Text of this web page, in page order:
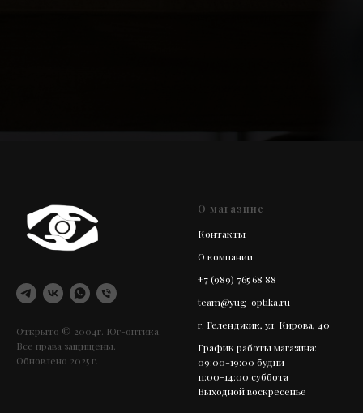
Открыто © 2004г. Юг-оптика.
Все права защищены.
Обновлено 2025 г.
О магазине
Контакты
О компании
+7 (989) 765 68 88
team@yug-optika.ru
г. Геленджик, ул. Кирова, 40
График работы магазина:
09:00-19:00 будни
11:00-14:00 суббота
Выходной воскресенье